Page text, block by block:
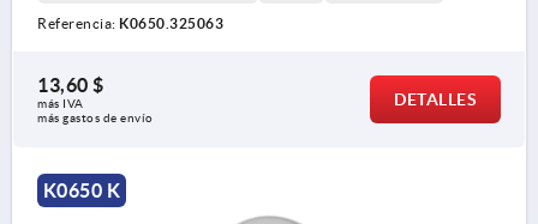
Referencia: K0650.325063
13,60 $
más IVA
más gastos de envío
DETALLES
K0650 K